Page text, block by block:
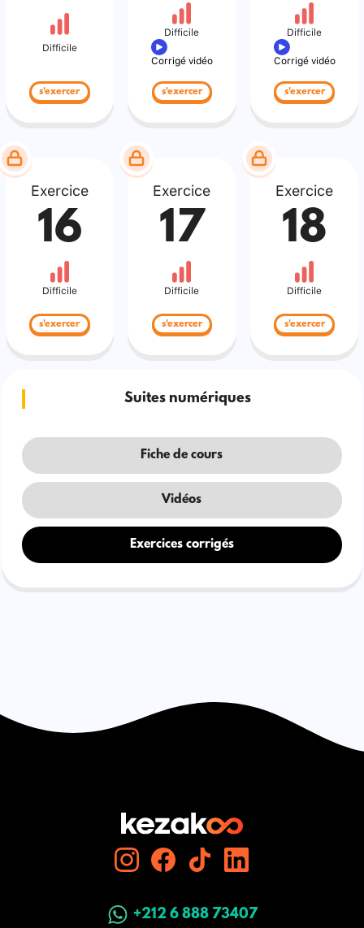
Difficile
s'exercer
Difficile
Corrigé vidéo
s'exercer
Difficile
Corrigé vidéo
s'exercer
Exercice
16
Difficile
s'exercer
Exercice
17
Difficile
s'exercer
Exercice
18
Difficile
s'exercer
Suites numériques
Fiche de cours
Vidéos
Exercices corrigés
+212 6 888 73407